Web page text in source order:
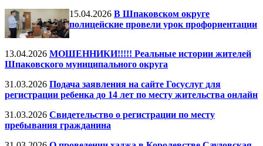
15.04.2026 В Шпаковском округе
полицейские провели урок профориентации
13.04.2026 МОШЕННИКИ!!!!! Реальные истории жителей
Шпаковского муниципального округа
31.03.2026 Подача заявления на сайте Госуслуг для
регистрации ребенка до 14 лет по месту жительства онлайн
31.03.2026 Свидетельство о регистрации по месту
пребывания гражданина